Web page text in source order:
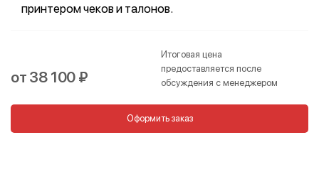
принтером чеков и талонов.
от 38 100 ₽
Итоговая цена
предоставляется после
обсуждения с менеджером
Оформить заказ